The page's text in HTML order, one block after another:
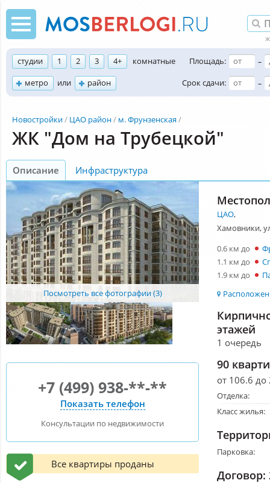
студии 1 2 3 4+
комнатные
метро
или район
Площадь:
–
Срок сдачи:
–
Новостройки ЦАО район м. Фрунзенская
ЖК "Дом на Трубецкой"
Описание Инфраструктура
Посмотреть все фотографии (3)
+7 (499) 938-**-**
Показать телефон
Консультации по недвижимости
Все квартиры проданы
ЦАО,
Хамовники,
0.6 км до
1.1 км до
1.9 км до
этажей
1 очередь
90
от 106.6
Отделка:
Класс жилья:
Парковка:
Договор: